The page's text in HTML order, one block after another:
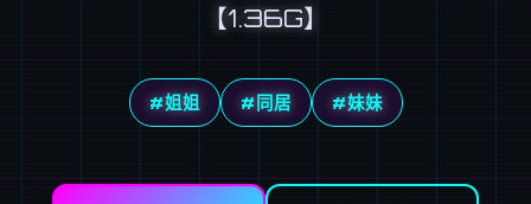
【1.36G】
#姐姐 #同居 #妹妹